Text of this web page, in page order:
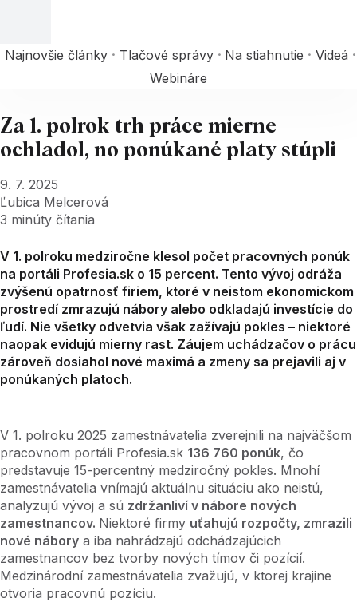
Najnovšie články Tlačové správy Na stiahnutie
Videá
Webináre
Za 1. polrok trh práce mierne
ochladol, no ponúkané platy stúpli
9. 7. 2025
Ľubica Melcerová
3 minúty čítania
V 1. polroku medziročne klesol počet pracovných ponúk
na portáli Profesia.sk o 15 percent. Tento vývoj odráža
zvýšenú opatrnosť firiem, ktoré v neistom ekonomickom
prostredí zmrazujú nábory alebo odkladajú investície do
ľudí. Nie všetky odvetvia však zažívajú pokles – niektoré
naopak evidujú mierny rast. Záujem uchádzačov o prácu
zároveň dosiahol nové maximá a zmeny sa prejavili aj v
ponúkaných platoch.
V 1. polroku 2025 zamestnávatelia zverejnili na najväčšom
pracovnom portáli Profesia.sk 136 760 ponúk, čo
predstavuje 15-percentný medziročný pokles. Mnohí
zamestnávatelia vnímajú aktuálnu situáciu ako neistú,
analyzujú vývoj a sú zdržanliví v nábore nových
zamestnancov. Niektoré firmy uťahujú rozpočty, zmrazili
nové nábory a iba nahrádzajú odchádzajúcich
zamestnancov bez tvorby nových tímov či pozícií.
Medzinárodní zamestnávatelia zvažujú, v ktorej krajine
otvoria pracovnú pozíciu.